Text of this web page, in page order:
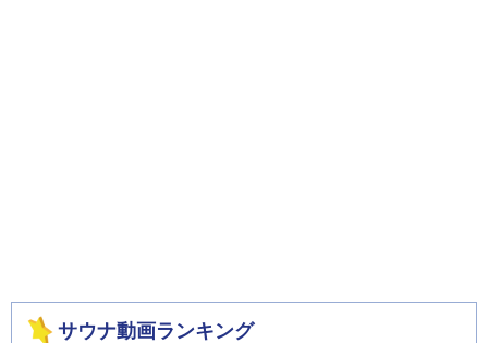
サウナ動画ランキング